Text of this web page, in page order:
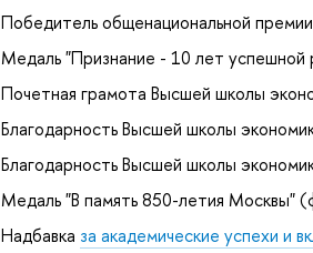
Победитель общенациональной
Медаль "Признание - 10 лет
Почетная грамота Высшей школы
Благодарность Высшей школы
Благодарность Высшей школы
Медаль "В память 850-летия Москвы"
Надбавка за академические успехи